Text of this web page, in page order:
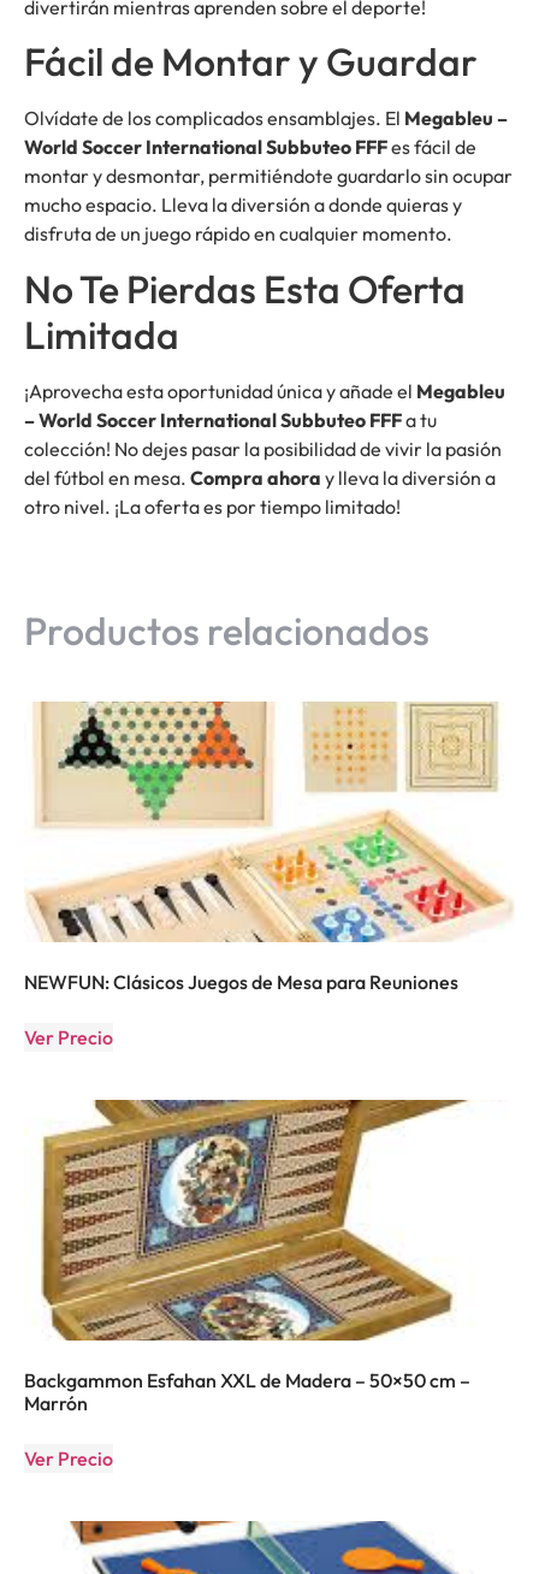
divertirán mientras aprenden sobre el deporte!
Fácil de Montar y Guardar
Olvídate de los complicados ensamblajes. El Megableu –
World Soccer International Subbuteo FFFes fácil de
montar y desmontar, permitiéndote guardarlo sin ocupar
mucho espacio. Lleva la diversión a donde quieras y
disfruta de un juego rápido en cualquier momento.
No Te Pierdas Esta Oferta
Limitada
¡Aprovecha esta oportunidad única y añade el Megableu
– World Soccer International Subbuteo FFFa tu
colección! No dejes pasar la posibilidad de vivir la pasión
del fútbol en mesa. Compra ahora y lleva la diversión a
otro nivel. ¡La oferta es por tiempo limitado!
Productos relacionados
NEWFUN: Clásicos Juegos de Mesa para Reuniones
Ver Precio
Backgammon Esfahan XXL de Madera – 50×50 cm –
Marrón
Ver Precio